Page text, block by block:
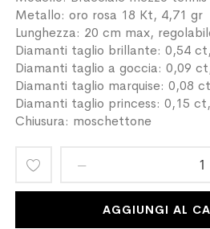
Metallo: oro rosa 18 Kt, 4,71 gr
Lunghezza: 20 cm max,
Diamanti taglio brillante: 0,54
Diamanti taglio a goccia: 0,09
Diamanti taglio marquise: 0,08
Diamanti taglio princess: 0,15
Chiusura: moschettone
Aggiungi
AGGIUNGI AL